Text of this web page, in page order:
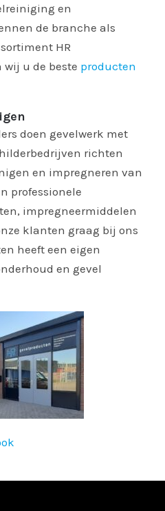
en
de branche als
HR
wij u de beste producten
doen gevelwerk met
richten
en impregneren van
professionele
impregneermiddelen
klanten graag bij ons
heeft een eigen
en gevel